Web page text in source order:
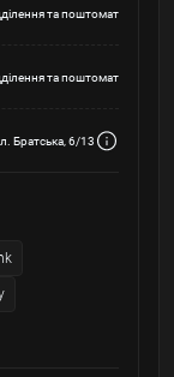
та поштомат
та поштомат
Братська, 6/13